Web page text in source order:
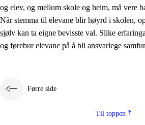
og elev, og mellom skole og heim, må vere
Når stemma til elevane blir høyrd i skolen,
sjølv kan ta eigne bevisste val. Slike
og førebur elevane på å bli ansvarlege
Førre side
Til toppen